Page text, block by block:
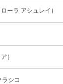
ーラ アシュレイ）
）
ラシコ